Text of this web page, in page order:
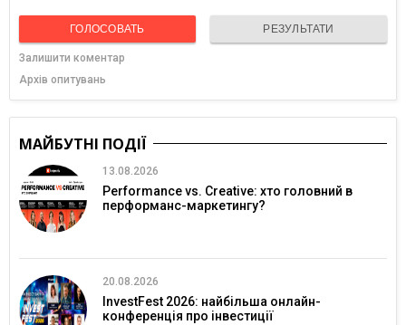
ГОЛОСОВАТЬ РЕЗУЛЬТАТИ
Залишити коментар
Архів опитувань
МАЙБУТНІ ПОДІЇ
13.08.2026
Performance vs. Creative: хто головний в
перформанс-маркетингу?
20.08.2026
InvestFest 2026: найбільша онлайн-
конференція про інвестиції